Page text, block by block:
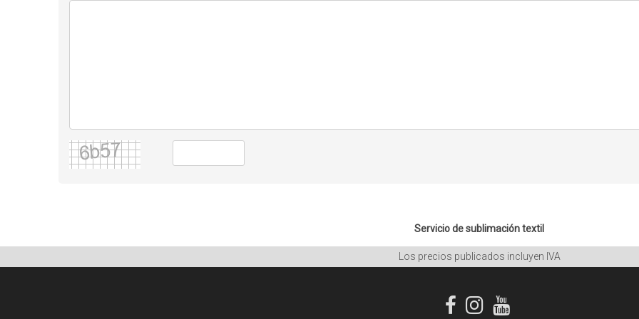
Servicio de sublimación textil
Los precios publicados incluyen IVA